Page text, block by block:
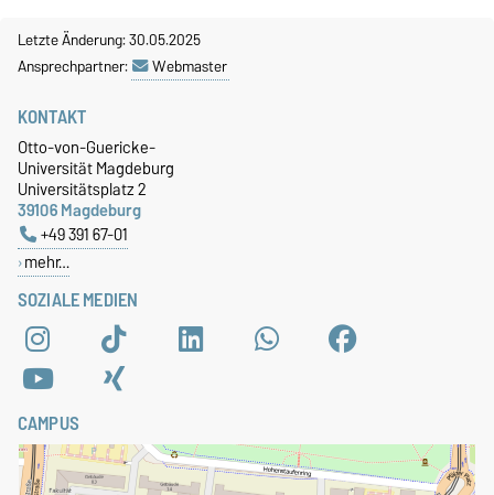
Letzte Änderung: 30.05.2025
Ansprechpartner:
Webmaster
SOZIALE MEDIEN
KONTAKT
Otto-von-Guericke-
Universität Magdeburg
Universitätsplatz 2
39106 Magdeburg
+49 391 67-01
mehr…
CAMPUS